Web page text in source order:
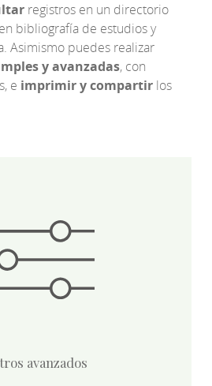
registros en un directorio
bibliografía de estudios y
Asimismo puedes realizar
y avanzadas, con
e imprimir y compartir los
avanzados